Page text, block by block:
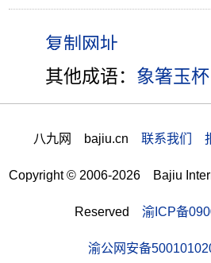
其他成语： 象箸玉杯
八九网 bajiu.cn 联系我们
Copyright © 2006-2026 Bajiu
Reserved 渝ICP备
渝公网安备